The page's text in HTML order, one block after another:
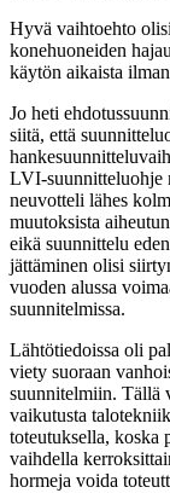
Hyvä vaihtoehto
konehuoneiden
käytön aikaista
Jo heti
siitä, että
LVI-suunnitteluohje
neuvotteli lähes
muutoksista
eikä suunnittelu
jättäminen olisi
vuoden alussa
suunnitelmissa.
Lähtötiedoissa oli
viety suoraan
suunnitelmiin. Tällä
vaikutusta
toteutuksella, koska
vaihdella
hormeja voida